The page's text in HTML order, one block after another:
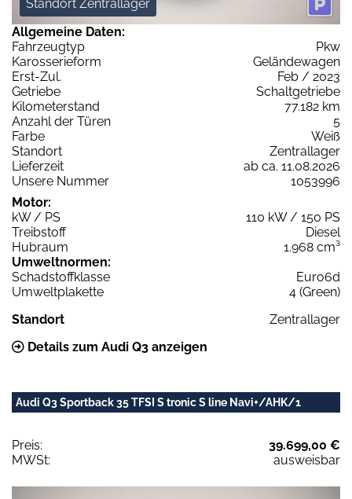
Standort Zentrallager
Allgemeine Daten:
Fahrzeugtyp
Pkw
Karosserieform
Geländewagen
Erst-Zul.
Feb / 2023
Getriebe
Schaltgetriebe
Kilometerstand
77.182 km
Anzahl der Türen
5
Farbe
Weiß
Standort
Zentrallager
Lieferzeit
ab ca. 11.08.2026
Unsere Nummer
1053996
Motor:
kW / PS
110 kW / 150 PS
Treibstoff
Diesel
Hubraum
1.968 cm³
Umweltnormen:
Schadstoffklasse
Euro6d
Umweltplakette
4 (Green)
Standort
Zentrallager
Details zum Audi Q3 anzeigen
Audi Q3 Sportback 35 TFSI S tronic S line Navi+/AHK/1
Preis:
39.699,00 €
MWSt:
ausweisbar